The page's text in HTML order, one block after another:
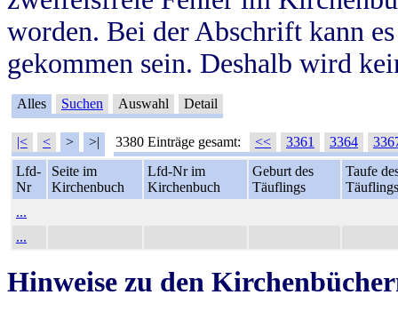
worden. Bei der Abschrift kann
gekommen sein. Deshalb wird
Alles Suchen Auswahl Detail
|< < > >| 3380 Einträge gesamt: << 3361 3364
Lfd-
Nr
Seite im
Kirchenbuch
Lfd-Nr im
Kirchenbuch
Geburt des
Täuflings
Taufe
Täuflings
...
...
Hinweise zu den